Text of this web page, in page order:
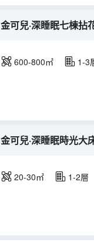
金可兒·深睡眠七棟拈
600-800㎡ 1-3
金可兒·深睡眠時光大
20-30㎡ 1-2層